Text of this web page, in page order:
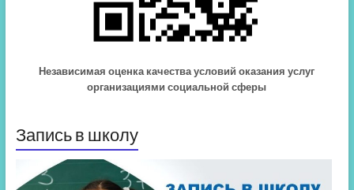
Независимая оценка качества условий оказания услуг
организациями социальной сферы
Запись в школу